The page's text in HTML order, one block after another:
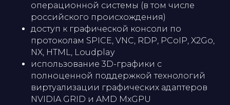
операционной системы (в том числе
российского происхождения)
доступ к графической консоли по
протоколам SPICE, VNC, RDP, PCoIP, X2Go,
NX, HTML, Loudplay
использование 3D-графики с
полноценной поддержкой технологий
виртуализации графических адаптеров
NVIDIA GRID и AMD MxGPU